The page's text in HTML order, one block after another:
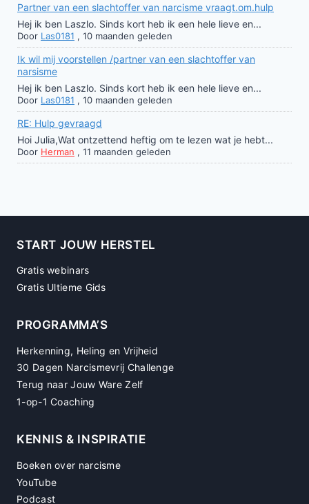
Partner van een slachtoffer van narcisme vraagt.om.hulp
Hej ik ben Laszlo. Sinds kort heb ik een hele lieve en...
Door Las0181 , 10 maanden geleden
Ik wil mij voorstellen /partner van een slachtoffer van
narsisme
Hej ik ben Laszlo. Sinds kort heb ik een hele lieve en...
Door Las0181 , 10 maanden geleden
RE: Hulp gevraagd
Hoi Julia,Wat ontzettend heftig om te lezen wat je hebt...
Door Herman , 11 maanden geleden
START JOUW HERSTEL
Gratis webinars
Gratis Ultieme Gids
PROGRAMMA’S
Herkenning, Heling en Vrijheid
30 Dagen Narcismevrij Challenge
Terug naar Jouw Ware Zelf
1-op-1 Coaching
KENNIS & INSPIRATIE
Boeken over narcisme
YouTube
Podcast